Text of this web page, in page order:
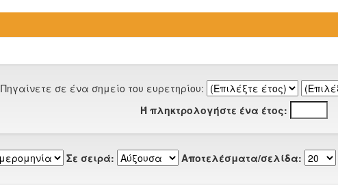
Πηγαίνετε σε ένα σημείο του ευρετηρίου:
Ή πληκτρολογήστε ένα έτος:
Σε σειρά: Αποτελέσματα/σελίδα: